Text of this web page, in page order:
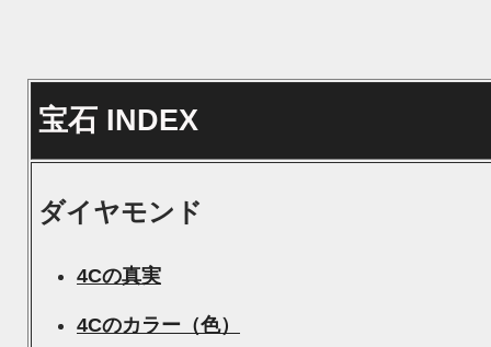
宝石 INDEX
ダイヤモンド
4Cの真実
4Cのカラー（色）